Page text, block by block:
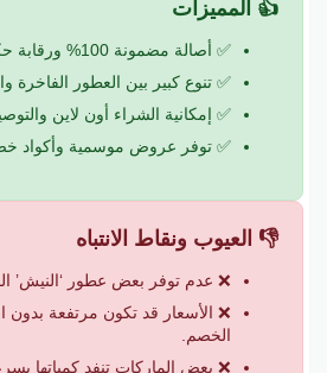
👍 المميزات
✅ أصالة مضمونة 100% ورقابة حكومية.
✅ تنوع كبير بين العطور الفاخرة
✅ إمكانية الشراء أون لاين
✅ توفر عروض موسمية وأكواد
👎 العيوب ونقاط الانتباه
❌ عدم توفر بعض عطور ‘النيش’
❌ الأسعار قد تكون مرتفعة بدون
الخصم.
❌ بعض الماركات تنفد كمياتها